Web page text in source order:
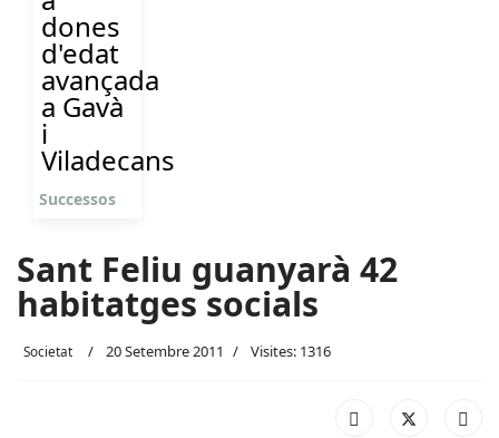
dones
d'edat
avançada
a Gavà
i
Viladecans
Successos
Sant Feliu guanyarà 42
habitatges socials
Societat 20 Setembre 2011 Visites: 1316